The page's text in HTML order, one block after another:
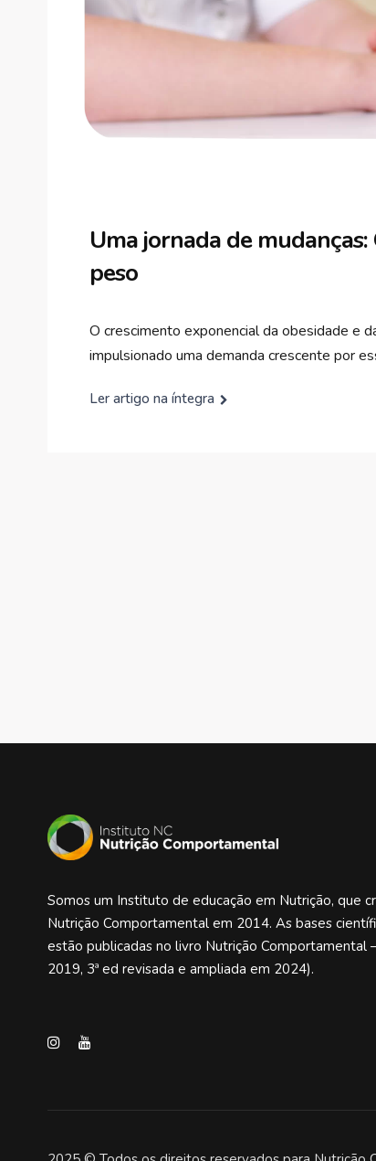
Uma jornada de
peso
O crescimento exponencial da obesidade e
impulsionado uma demanda crescente por
Ler artigo na íntegra
Somos um Instituto de educação em Nutrição, que
Nutrição Comportamental em 2014. As bases
estão publicadas no livro Nutrição Comportamental
2019, 3ª ed revisada e ampliada em 2024).